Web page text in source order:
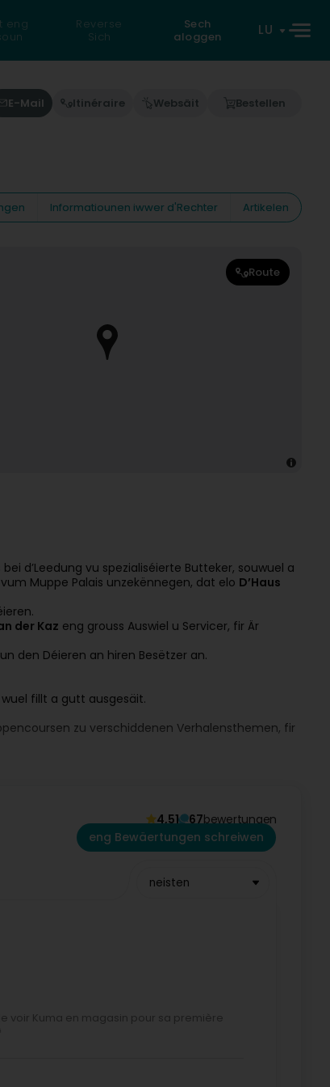
eng
Reverse
Sich
Sech
aloggen
LU
E-Mail Itinéraire Websäit Bestellen
Informatiounen iwwer d'Rechter
Artikelen
Route
d’Leedung vu spezialiséierte Butteker, souwuel a
Muppe Palais unzekënnegen, dat elo D’Haus
der Kaz eng grouss Auswiel u Servicer, fir Är
den Déieren an hiren Besëtzer an.
fillt a gutt ausgesäit.
zu verschiddenen Verhalens­themen, fir
fir Äert Déier besser ze verstoen an ze
un d’Besoinen vun all Déier
4,51 67bewertungen
eng Bewäertungen schreiwen
neisten
voir Kuma en magasin pour sa première